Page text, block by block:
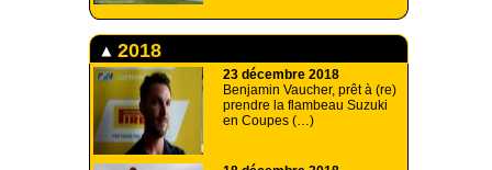
2018
23 décembre 2018
Benjamin Vaucher, prêt à (re)
prendre la flambeau Suzuki
en Coupes (…)